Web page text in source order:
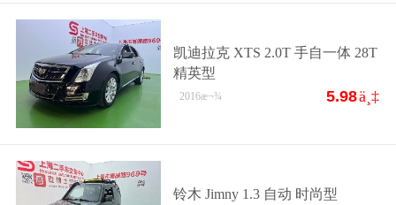
凯迪拉克 XTS 2.0T 手自一体 28T
精英型
5.98ä¸‡
2016æ¬¾
铃木 Jimny 1.3 自动 时尚型